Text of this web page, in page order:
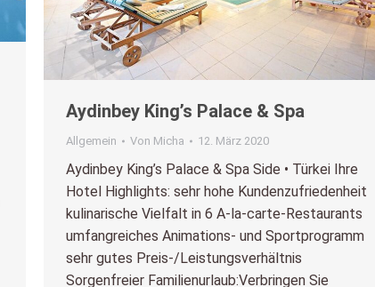
Aydinbey King’s Palace & Spa
Allgemein Von Micha 12. März 2020
Aydinbey King’s Palace & Spa Side • Türkei Ihre
Hotel Highlights: sehr hohe Kundenzufriedenheit
kulinarische Vielfalt in 6 A-la-carte-Restaurants
umfangreiches Animations- und Sportprogramm
sehr gutes Preis-/Leistungsverhältnis
Sorgenfreier Familienurlaub:Verbringen Sie